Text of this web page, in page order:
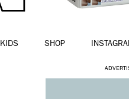
KIDS SHOP